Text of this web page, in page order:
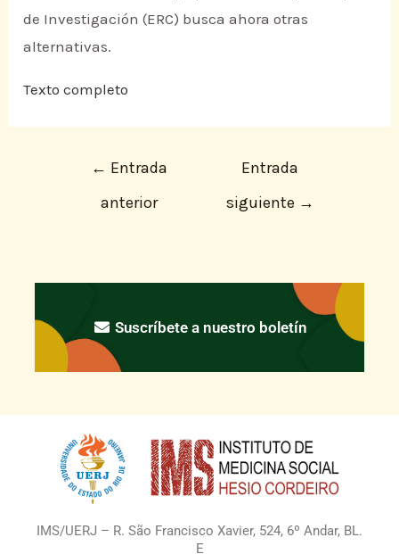
de Investigación (ERC) busca ahora otras
alternativas.
Texto completo
← Entrada
anterior
Entrada
siguiente →
Suscríbete a nuestro boletín
IMS/UERJ – R. São Francisco Xavier, 524, 6º Andar, BL.
E